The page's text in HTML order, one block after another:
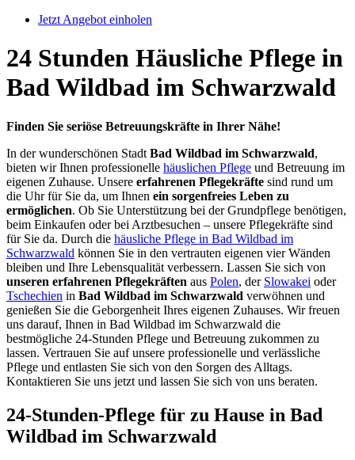
Jetzt Angebot einholen
24 Stunden Häusliche Pflege in
Bad Wildbad im Schwarzwald
Finden Sie seriöse Betreuungskräfte in Ihrer Nähe!
In der wunderschönen Stadt Bad Wildbad im Schwarzwald,
bieten wir Ihnen professionelle häuslichen Pflege und Betreuung im
eigenen Zuhause. Unsere erfahrenen Pflegekräfte sind rund um
die Uhr für Sie da, um Ihnen ein sorgenfreies Leben zu
ermöglichen. Ob Sie Unterstützung bei der Grundpflege benötigen,
beim Einkaufen oder bei Arztbesuchen – unsere Pflegekräfte sind
für Sie da. Durch die häusliche Pflege in Bad Wildbad im
Schwarzwald können Sie in den vertrauten eigenen vier Wänden
bleiben und Ihre Lebensqualität verbessern. Lassen Sie sich von
unseren erfahrenen Pflegekräften aus Polen, der Slowakei oder
Tschechien in Bad Wildbad im Schwarzwald verwöhnen und
genießen Sie die Geborgenheit Ihres eigenen Zuhauses. Wir freuen
uns darauf, Ihnen in Bad Wildbad im Schwarzwald die
bestmögliche 24-Stunden Pflege und Betreuung zukommen zu
lassen. Vertrauen Sie auf unsere professionelle und verlässliche
Pflege und entlasten Sie sich von den Sorgen des Alltags.
Kontaktieren Sie uns jetzt und lassen Sie sich von uns beraten.
24-Stunden-Pflege für zu Hause in Bad
Wildbad im Schwarzwald